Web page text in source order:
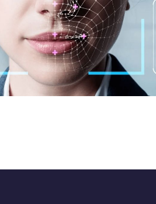
& Sécurité